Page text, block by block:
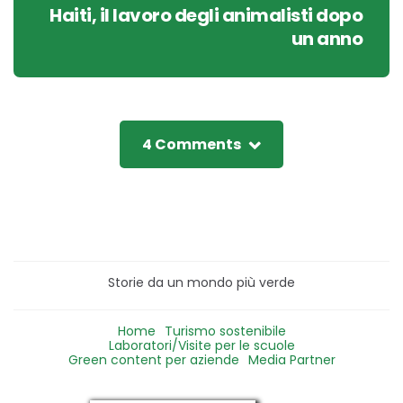
Haiti, il lavoro degli animalisti dopo
un anno
4 Comments
Storie da un mondo più verde
Home Turismo sostenibile
Laboratori/Visite per le scuole
Green content per aziende Media Partner